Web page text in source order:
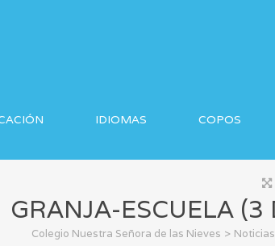
IDIOMAS COPOS
GRANJA-ESCUELA (3
Colegio Nuestra Señora de las Nieves > Noticias